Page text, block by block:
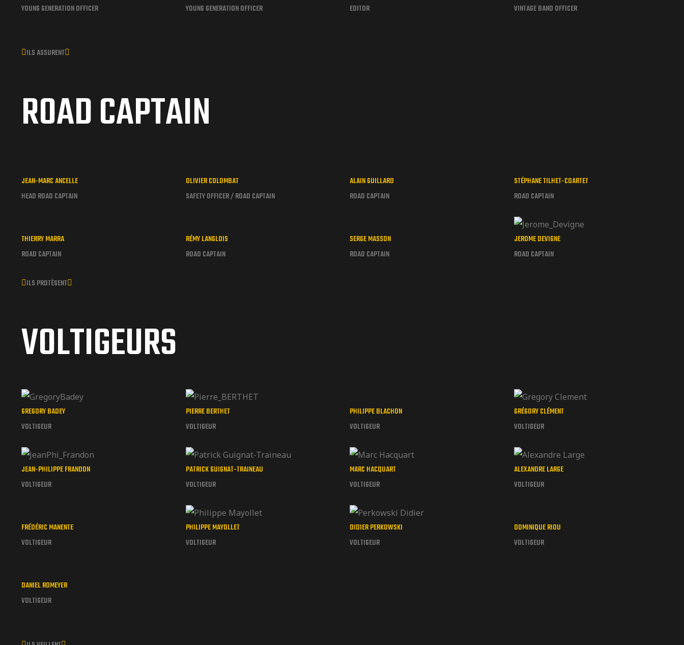
YOUNG GENERATION OFFICER
YOUNG GENERATION OFFICER
EDITOR
VINTAGE BAND OFFICER
ILS ASSURENT
ROAD CAPTAIN
JEAN-MARC ANCELLE
HEAD ROAD CAPTAIN
OLIVIER COLOMBAT
SAFETY OFFICER / ROAD CAPTAIN
ALAIN GUILLARD
ROAD CAPTAIN
STÉPHANE TILHET-COARTET
ROAD CAPTAIN
THIERRY MARRA
ROAD CAPTAIN
RÉMY LANGLOIS
ROAD CAPTAIN
SERGE MASSON
ROAD CAPTAIN
JEROME DEVIGNE
ROAD CAPTAIN
ILS PROTÈGENT
VOLTIGEURS
GREGORY BADEY
VOLTIGEUR
PIERRE BERTHET
VOLTIGEUR
PHILIPPE BLACHON
VOLTIGEUR
GRÉGORY CLÉMENT
VOLTIGEUR
JEAN-PHILIPPE FRANDON
VOLTIGEUR
PATRICK GUIGNAT-TRAINEAU
VOLTIGEUR
MARC HACQUART
VOLTIGEUR
ALEXANDRE LARGE
VOLTIGEUR
FRÉDÉRIC MANENTE
VOLTIGEUR
PHILIPPE MAYOLLET
VOLTIGEUR
DIDIER PERKOWSKI
VOLTIGEUR
DOMINIQUE RIOU
VOLTIGEUR
DANIEL ROMEYER
VOLTIGEUR